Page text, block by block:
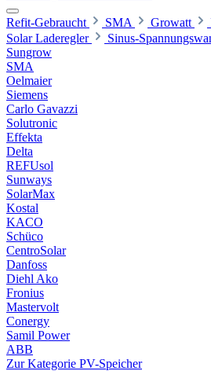
Refit-Gebraucht SMA Growatt
Solar Laderegler
Sinus-
Sungrow
SMA
Oelmaier
Siemens
Carlo Gavazzi
Solutronic
Effekta
Delta
REFUsol
Sunways
SolarMax
Kostal
KACO
Schüco
CentroSolar
Danfoss
Diehl Ako
Fronius
Mastervolt
Conergy
Samil Power
ABB
Zur Kategorie PV-Speicher